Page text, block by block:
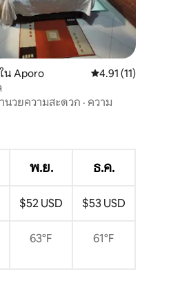
รีวิว
Aporo คะแนนเฉลี่ย 4.91 จาก
4.91 (11)
นวยความสะดวก · ความ
พ.ย. ธ.ค.
$52 USD $53 USD
63°F 61°F